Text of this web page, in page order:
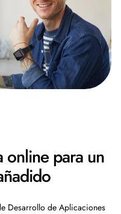
online para un
Desarrollo de Aplicaciones